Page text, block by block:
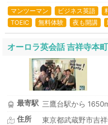
マンツーマン ビジネス英語
TOEIC
無料体験 夜も開講
オーロラ英会話 吉祥寺本
最寄駅 三鷹台駅から
住所
東京都武蔵野市吉